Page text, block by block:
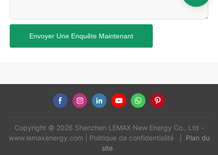
Envoyer Une Enquête Maintenant
Copyright © 2026 Shenzhen LEMAX New Energy Co., Ltd -
www.lemaxenergy.com
Politique de confidentialité
Plan du
site